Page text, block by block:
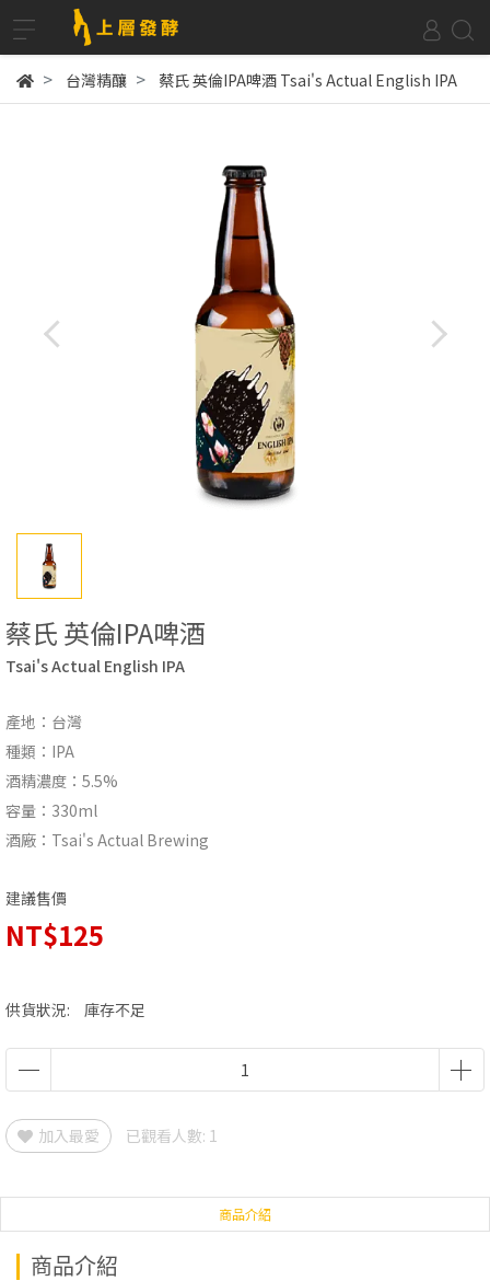
台灣精釀 蔡氏 英倫IPA啤酒 Tsai's Actual English IPA
蔡氏 英倫IPA啤酒
Tsai's Actual English IPA
產地：台灣
種類：IPA
酒精濃度：5.5%
容量：330ml
酒廠：Tsai's Actual Brewing
建議售價
NT$125
供貨狀況: 庫存不足
加入最愛 已觀看人數: 1
商品介紹
商品介紹